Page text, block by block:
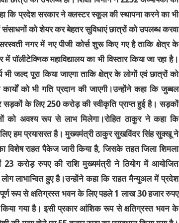
कि प्रदेश सरकार ने क्लस्टर स्कूल की स्थापना करने का भी
को शेयर कर बेहतर सुविधाएं छात्रों को उपलब्ध करवा
नगर में नए पीजी कोर्स शुरू किए गए है ताकि क्षेत्र के
महाविद्यालय का भी विस्तार किया जा रहा है।
जल्द पूरा किया जाएगा ताकि क्षेत्र के लोगों एवं छात्रों को
को भी गति प्रदान की जाएगी।उन्होंने कहा कि जुब्बल
सड़कों के लिए 250 करोड़ की स्वीकृति प्राप्त हुई है। सड़कों
को अवश्य रूप से लाभ मिलेगा।रोहित ठाकुर ने कहा कि
हम प्रयासरत है। मुख्यमंत्री ठाकुर सुखविंदर सिंह सुक्खू ने
विशेष राहत पैकेज जारी किया है, जिसके तहत जिला शिमला
करोड़ रुपए की राशि मुख्यमंत्री ने ठियोग में आयोजित
लाभान्वित हुए है।उन्होंने कहा कि राहत मैन्युअल में प्रदेश
रूप से क्षतिग्रस्त भवन के लिए पहले 1 लाख 30 हजार रुपए
गया है। इसी प्रकार आंशिक रूप से क्षतिग्रस्त भवन के